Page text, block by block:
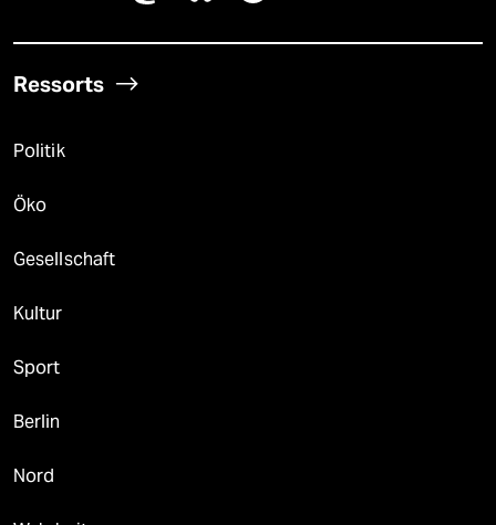
Ressorts
Politik
Öko
Gesellschaft
Kultur
Sport
Berlin
Nord